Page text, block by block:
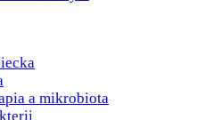
a mikrobiota